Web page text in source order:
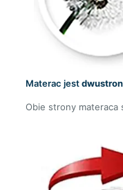
Materac jest
Obie strony materaca